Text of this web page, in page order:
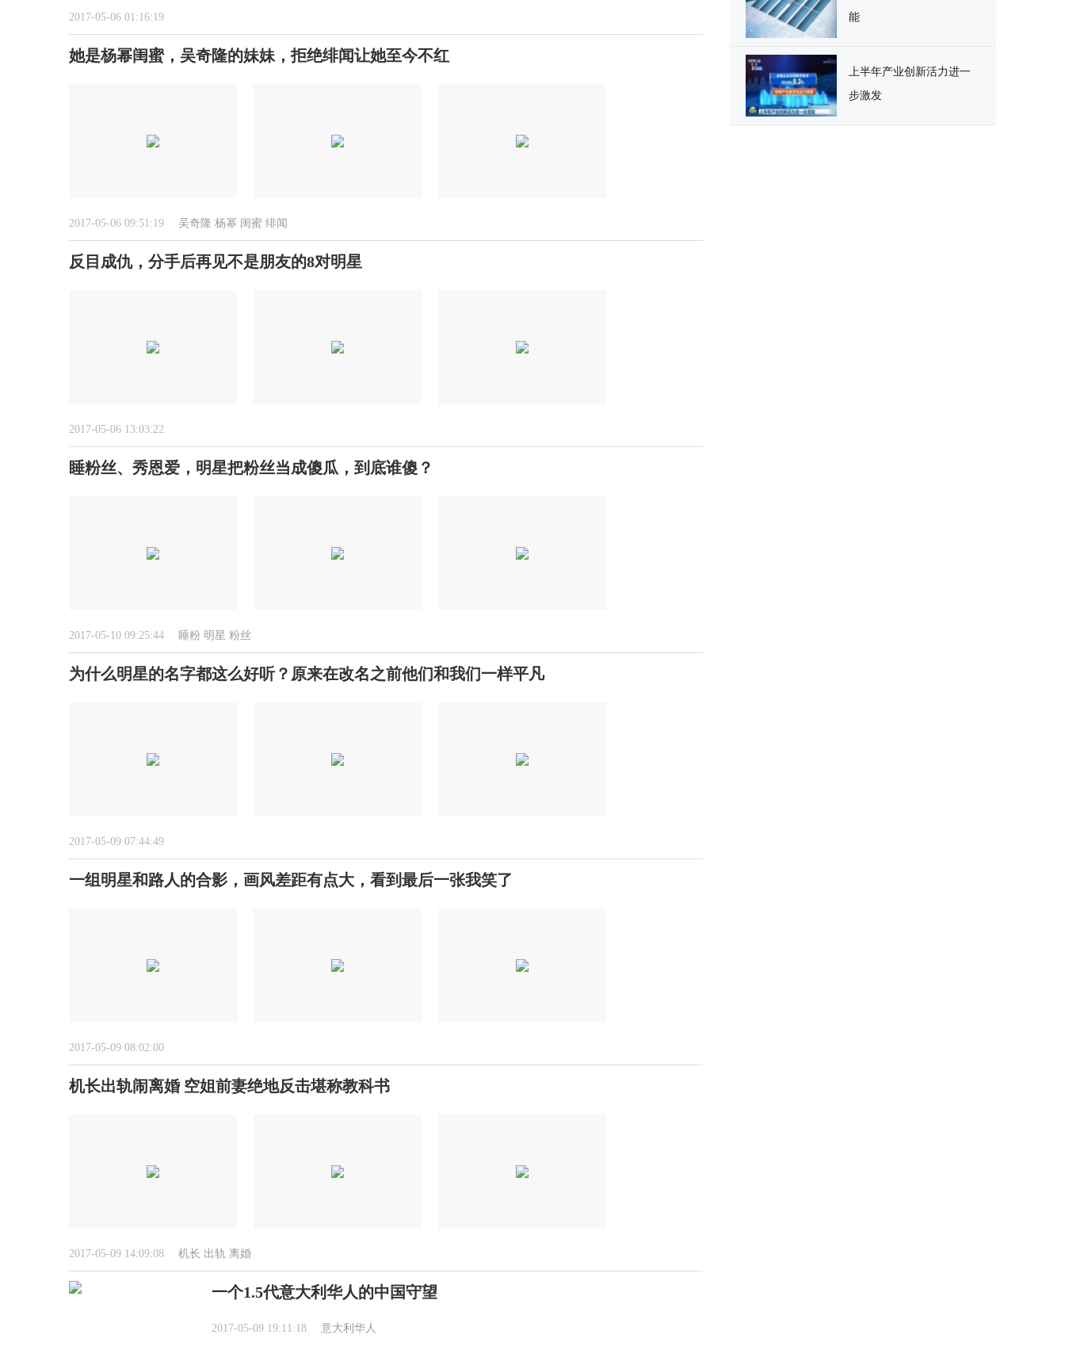
2017-05-06 01:16:19
她是杨幂闺蜜，吴奇隆的妹妹，拒绝绯闻让她至今不红
2017-05-06 09:51:19 吴奇隆 杨幂 闺蜜 绯闻
反目成仇，分手后再见不是朋友的8对明星
2017-05-06 13:03:22
睡粉丝、秀恩爱，明星把粉丝当成傻瓜，到底谁傻？
2017-05-10 09:25:44 睡粉 明星 粉丝
为什么明星的名字都这么好听？原来在改名之前他们和我们一样平凡
2017-05-09 07:44:49
一组明星和路人的合影，画风差距有点大，看到最后一张我笑了
2017-05-09 08:02:00
机长出轨闹离婚 空姐前妻绝地反击堪称教科书
2017-05-09 14:09:08 机长 出轨 离婚
一个1.5代意大利华人的中国守望
2017-05-09 19:11:18 意大利华人
能
上半年产业创新活力进一
步激发